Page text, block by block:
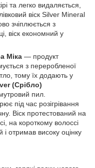
та легко видаляється,
віск Silver Mineral
зчіплюється з
віск економний у
Міка — продукт
з переробленої
тому їх додають у
(Срібло)
пил.
під час розігрівання
Віск протестований на
на короткому волоссі
і отримав високу оцінку